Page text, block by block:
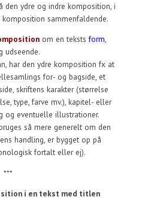
ydre og indre komposition, i
sammenfaldende.
om en tekstsform,
udseende.
har den ydre komposition fx at
for- og bagside, et
skriftens karakter (størrelse
type, farve mv.), kapitel- eller
og eventuelle illustrationer.
så mere generelt om den
handling, er bygget op på
fortalt eller ej).
***
i en tekst med titlen